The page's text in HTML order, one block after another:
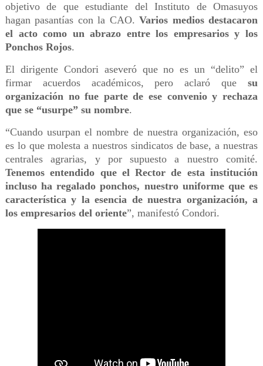
objetivo de que estudiante del Instituto de Omasuyos
hagan pasantías con la CAO.Varios medios destacaron
el acto como un abrazo entre los empresarios y los
Ponchos Rojos.
El dirigente Condori aseveró que no es un “delito” el
firmar acuerdos académicos, pero aclaró quesu
organización no fue parte de ese convenio y rechaza
que se “usurpe” su nombre.
“Cuando usurpan el nombre de nuestra organización, eso
es lo que molesta a nuestros sindicatos de base, a nuestras
centrales agrarias, y por supuesto a nuestro comité.
Tenemos entendido que el Rector de esta institución
incluso ha regalado ponchos, nuestro uniforme que es
característica y la esencia de nuestra organización, a
los empresarios del oriente”, manifestó Condori.